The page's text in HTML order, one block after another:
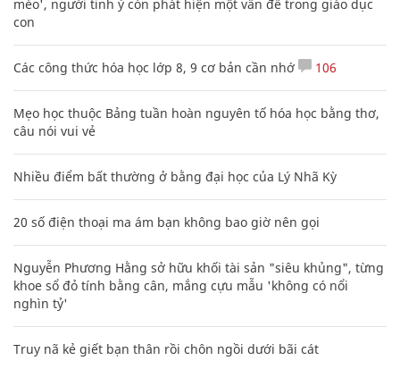
mèo', người tinh ý còn phát hiện một vấn đề trong giáo dục
con
Các công thức hóa học lớp 8, 9 cơ bản cần nhớ 106
Mẹo học thuộc Bảng tuần hoàn nguyên tố hóa học bằng thơ,
câu nói vui vẻ
Nhiều điểm bất thường ở bằng đại học của Lý Nhã Kỳ
20 số điện thoại ma ám bạn không bao giờ nên gọi
Nguyễn Phương Hằng sở hữu khối tài sản "siêu khủng", từng
khoe sổ đỏ tính bằng cân, mắng cựu mẫu 'không có nổi
nghìn tỷ'
Truy nã kẻ giết bạn thân rồi chôn ngồi dưới bãi cát